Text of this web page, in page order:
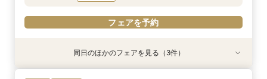
フェアを予約
特典あり
特典あり
特典あり同日のほかのフェアを見る（3件）